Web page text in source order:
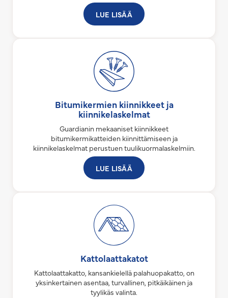
LUE LISÄÄ
Bitumikermien kiinnikkeet ja
kiinnikelaskelmat
Guardianin mekaaniset kiinnikkeet
bitumikermikatteiden kiinnittämiseen ja
kiinnikelaskelmat perustuen tuulikuormalaskelmiin.
LUE LISÄÄ
Kattolaattakatot
Kattolaattakatto, kansankielellä palahuopakatto, on
yksinkertainen asentaa, turvallinen, pitkäikäinen ja
tyylikäs valinta.